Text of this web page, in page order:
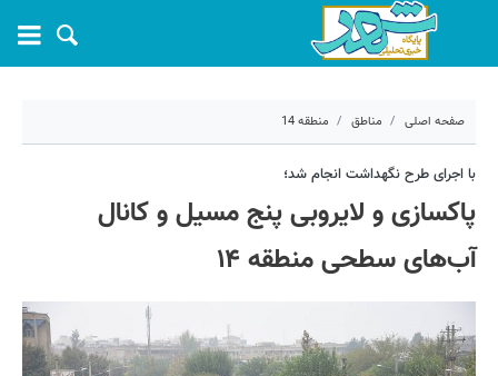
صفحه اصلی مناطق منطقه 14
۲۰ خرداد ۱۴۰۳ - ۱۲:۲۶
کد مطلب:55842
با اجرای طرح نگهداشت انجام شد؛
پاکسازی و لایروبی پنج مسیل و کانال
آب‌های سطحی منطقه ۱۴